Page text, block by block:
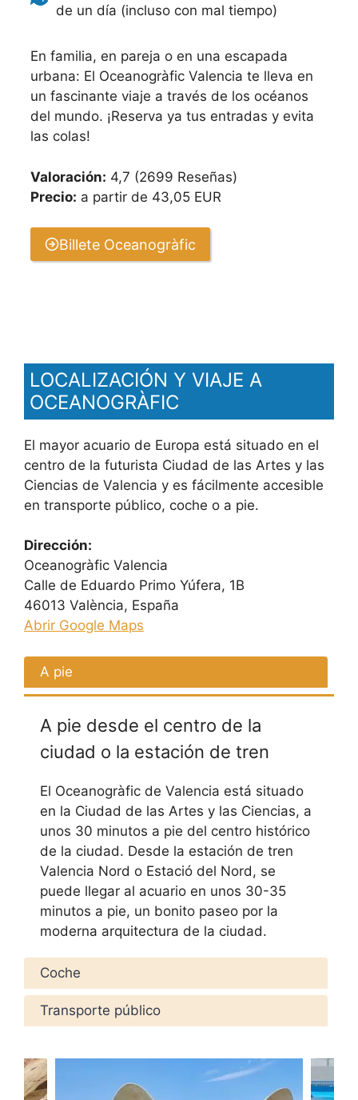
de un día (incluso con mal tiempo)
En familia, en pareja o en una escapada
urbana: El Oceanogràfic Valencia te lleva en
un fascinante viaje a través de los océanos
del mundo. ¡Reserva ya tus entradas y evita
las colas!
Valoración: 4,7 (2699 Reseñas)
Precio: a partir de 43,05 EUR
Billete Oceanogràfic
LOCALIZACIÓN Y VIAJE A
OCEANOGRÀFIC
El mayor acuario de Europa está situado en el
centro de la futurista Ciudad de las Artes y las
Ciencias de Valencia y es fácilmente accesible
en transporte público, coche o a pie.
Dirección:
Oceanogràfic Valencia
Calle de Eduardo Primo Yúfera, 1B
46013 València, España
Abrir Google Maps
A pie
A pie desde el centro de la
ciudad o la estación de tren
El Oceanogràfic de Valencia está situado
en la Ciudad de las Artes y las Ciencias, a
unos 30 minutos a pie del centro histórico
de la ciudad. Desde la estación de tren
Valencia Nord o Estació del Nord, se
puede llegar al acuario en unos 30-35
minutos a pie, un bonito paseo por la
moderna arquitectura de la ciudad.
Coche
Transporte público